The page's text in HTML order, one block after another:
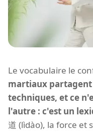
Le vocabulaire le
martiaux
techniques, et ce
l'autre : c'est un
道 (lìdào), la force et